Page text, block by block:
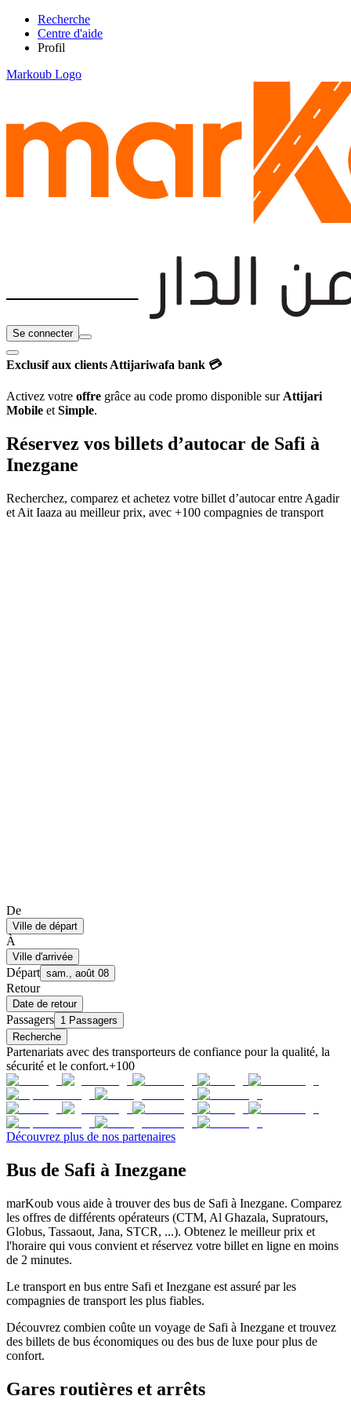
Recherche
Centre d'aide
Profil
Markoub Logo
Se connecter
Exclusif aux clients Attijariwafa bank 💳
Activez votre offre grâce au code promo disponible sur Attijari
Mobile et Simple.
Réservez vos billets d’autocar de Safi à
Inezgane
Recherchez, comparez et achetez votre billet d’autocar entre Agadir
et Ait Iaaza au meilleur prix, avec +100 compagnies de transport
De
Ville de départ
À
Ville d'arrivée
Départ sam., août 08
Retour
Date de retour
Passagers 1 Passagers
Recherche
Partenariats avec des transporteurs de confiance pour la qualité, la
sécurité et le confort.+100
Découvrez plus de nos partenaires
Bus de Safi à Inezgane
marKoub vous aide à trouver des bus de Safi à Inezgane. Comparez
les offres de différents opérateurs (CTM, Al Ghazala, Supratours,
Globus, Tassaout, Jana, STCR, ...). Obtenez le meilleur prix et
l'horaire qui vous convient et réservez votre billet en ligne en moins
de 2 minutes.
Le transport en bus entre Safi et Inezgane est assuré par les
compagnies de transport les plus fiables.
Découvrez combien coûte un voyage de Safi à Inezgane et trouvez
des billets de bus économiques ou des bus de luxe pour plus de
confort.
Gares routières et arrêts